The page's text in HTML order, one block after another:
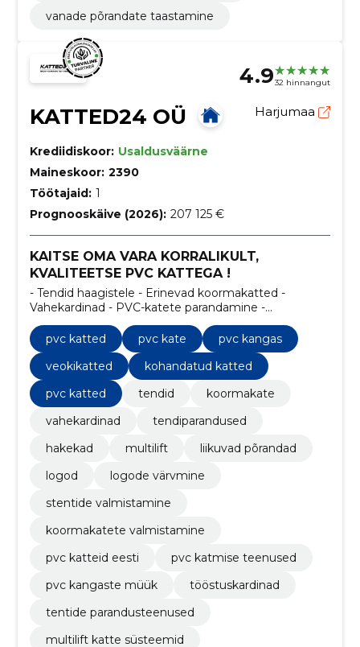
vanade põrandate taastamine
4.932 hinnangut
KATTED24 OÜ Harjumaa
Krediidiskoor: Usaldusväärne
Maineskoor: 2390
Töötajaid: 1
Prognooskäive (2026): 207 125 €
KAITSE OMA VARA KORRALIKULT,
KVALITEETSE PVC KATTEGA !
- Tendid haagistele - Erinevad koormakatted -
Vahekardinad - PVC-katete parandamine -
www.katted24.ee
pvc katted
pvc kate
pvc kangas
veokikatted
kohandatud katted
pvc katted
tendid
koormakate
vahekardinad
tendiparandused
hakekad
multilift
liikuvad põrandad
logod
logode värvmine
stentide valmistamine
koormakatete valmistamine
pvc katteid eesti
pvc katmise teenused
pvc kangaste müük
tööstuskardinad
tentide parandusteenused
multilift katte süsteemid